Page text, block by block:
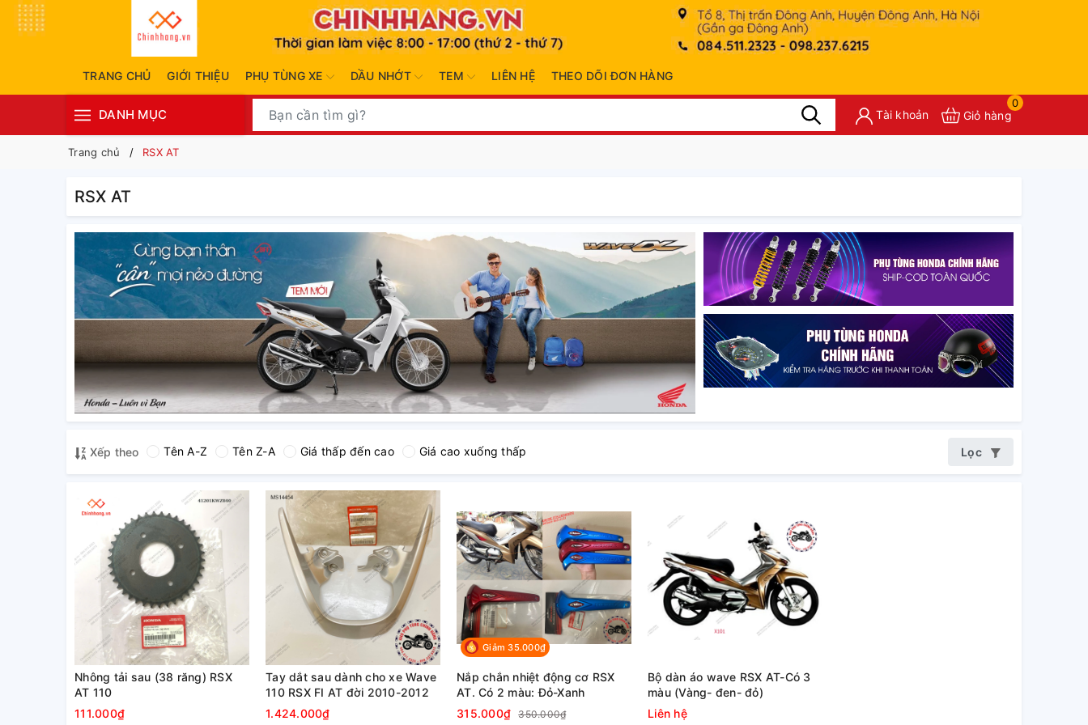
TRANG CHỦ GIỚI THIỆU PHỤ TÙNG XE DẦU NHỚT TEM LIÊN HỆ THEO DÕI ĐƠN HÀNG
DANH MỤC Tài khoản
0
Giỏ hàng
Trang chủ RSX AT
RSX AT
Xếp theo Tên A-Z Tên Z-A Giá thấp đến cao Giá cao xuống thấp Lọc
Nhông tải sau (38 răng) RSX
AT 110
111.000₫
Tay dắt sau dành cho xe Wave
110 RSX FI AT đời 2010-2012
1.424.000₫
Giảm 35.000₫
Nắp chắn nhiệt động cơ RSX
AT. Có 2 màu: Đỏ-Xanh
315.000₫
350.000₫
Bộ dàn áo wave RSX AT-Có 3
màu (Vàng- đen- đỏ)
Liên hệ